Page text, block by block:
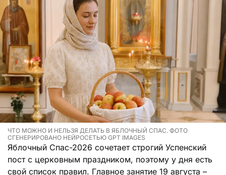
ЧТО МОЖНО И НЕЛЬЗЯ ДЕЛАТЬ В ЯБЛОЧНЫЙ СПАС. ФОТО
СГЕНЕРИРОВАНО НЕЙРОСЕТЬЮ GPT IMAGES
Яблочный Спас-2026 сочетает строгий Успенский
пост с церковным праздником, поэтому у дня есть
свой список правил. Главное занятие 19 августа –